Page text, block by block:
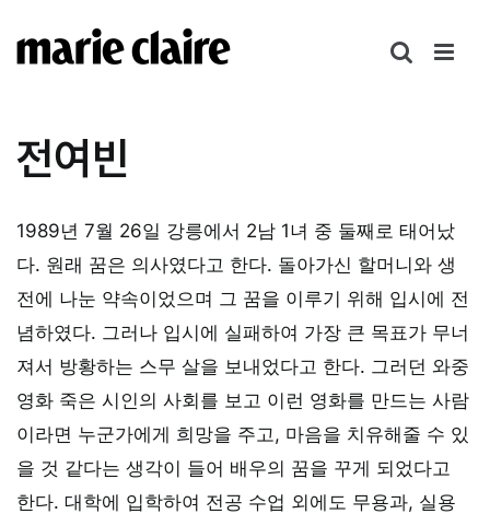
텐
전여빈
1989년 7월 26일 강릉에서 2남 1녀 중 둘째로 태어났
다. 원래 꿈은 의사였다고 한다. 돌아가신 할머니와 생
전에 나눈 약속이었으며 그 꿈을 이루기 위해 입시에 전
념하였다. 그러나 입시에 실패하여 가장 큰 목표가 무너
져서 방황하는 스무 살을 보내었다고 한다. 그러던 와중
영화 죽은 시인의 사회를 보고 이런 영화를 만드는 사람
이라면 누군가에게 희망을 주고, 마음을 치유해줄 수 있
을 것 같다는 생각이 들어 배우의 꿈을 꾸게 되었다고
한다. 대학에 입학하여 전공 수업 외에도 무용과, 실용